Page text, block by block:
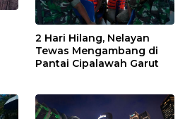
2 Hari Hilang, Nelayan
Tewas Mengambang di
Pantai Cipalawah Garut